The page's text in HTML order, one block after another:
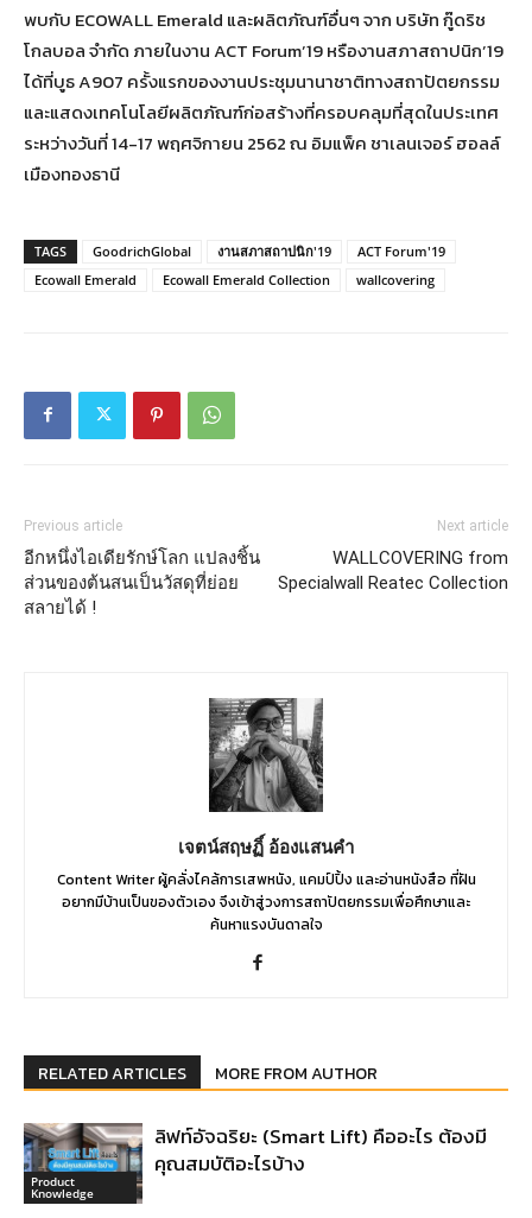
พบกับ ECOWALL Emerald และผลิตภัณฑ์อื่นๆ จาก บริษัท กู๊ดริช
โกลบอล จำกัด ภายในงาน ACT Forum’19 หรืองานสภาสถาปนิก’19
ได้ที่บูธ A907 ครั้งแรกของงานประชุมนานาชาติทางสถาปัตยกรรม
และแสดงเทคโนโลยีผลิตภัณฑ์ก่อสร้างที่ครอบคลุมที่สุดในประเทศ
ระหว่างวันที่ 14-17 พฤศจิกายน 2562 ณ อิมแพ็ค ชาเลนเจอร์ ฮอลล์
เมืองทองธานี
TAGS GoodrichGlobal งานสภาสถาปนิก'19
ACT Forum'19
Ecowall Emerald
Ecowall Emerald Collection wallcovering
Previous article
อีกหนึ่งไอเดียรักษ์โลก แปลงชิ้น
ส่วนของต้นสนเป็นวัสดุที่ย่อย
สลายได้ !
Next article
WALLCOVERING from
Specialwall Reatec Collection
เจตน์สฤษฏิ์ อ้องแสนคำ
Content Writer ผู้คลั่งไคล้การเสพหนัง, แคมป์ปิ้ง และอ่านหนังสือ ที่ฝัน
อยากมีบ้านเป็นของตัวเอง จึงเข้าสู่วงการสถาปัตยกรรมเพื่อศึกษาและ
ค้นหาแรงบันดาลใจ
RELATED ARTICLES MORE FROM AUTHOR
Product
Knowledge
ลิฟท์อัจฉริยะ (Smart Lift) คืออะไร ต้องมี
คุณสมบัติอะไรบ้าง